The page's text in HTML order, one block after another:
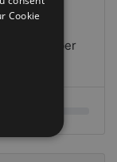
wir über
Cookie